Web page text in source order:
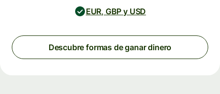
EUR, GBP y USD
Descubre formas de ganar dinero